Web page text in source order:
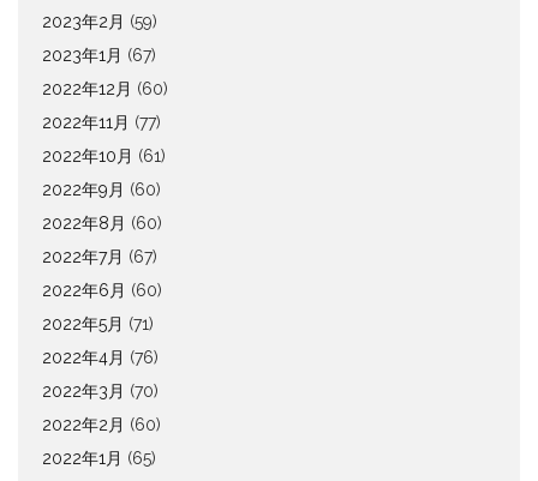
2023年2月 (59)
2023年1月 (67)
2022年12月 (60)
2022年11月 (77)
2022年10月 (61)
2022年9月 (60)
2022年8月 (60)
2022年7月 (67)
2022年6月 (60)
2022年5月 (71)
2022年4月 (76)
2022年3月 (70)
2022年2月 (60)
2022年1月 (65)